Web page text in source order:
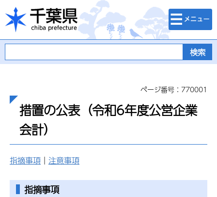
千葉県
検索・メニュ
ー
ページ番号：770001
措置の公表（令和6年度公営企業
会計）
指摘事項 ｜ 注意事項
指摘事項